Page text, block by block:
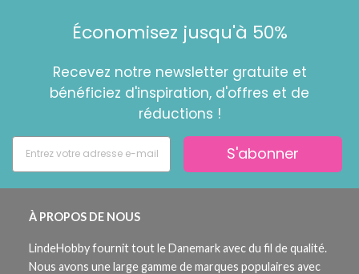
Économisez jusqu'à 50%
Recevez notre newsletter gratuite et
bénéficiez d'inspiration, d'offres et de
réductions !
S'abonner
À PROPOS DE NOUS
LindeHobby fournit tout le Danemark avec du fil de qualité.
Nous avons une large gamme de marques populaires avec